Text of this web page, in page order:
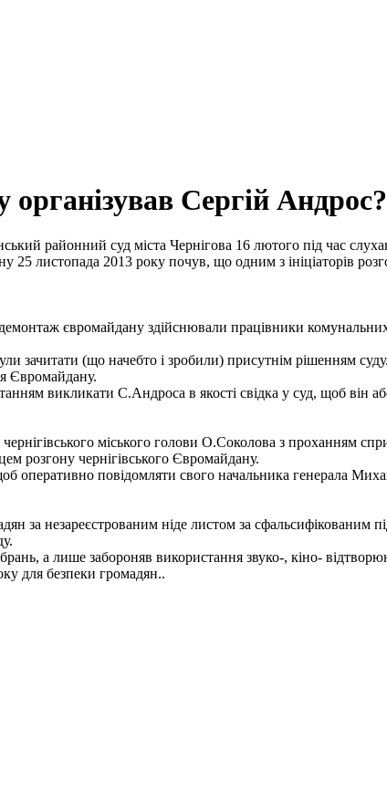
організував Сергій Андрос?
районний суд міста Чернігова 16 лютого під час
25 листопада 2013 року почув, що одним з ініціаторів
євромайдану здійснювали працівники
зачитати (що начебто і зробили) присутнім рішенням суду.
Євромайдану.
викликати С.Андроса в якості свідка у суд, щоб він
міського голови О.Соколова з проханням
розгону чернігівського Євромайдану.
повідомляти свого начальника генерала
за незареєстрованим ніде листом за сфальсифікованим
а лише забороняв використання звуко-, кіно-
для безпеки громадян..